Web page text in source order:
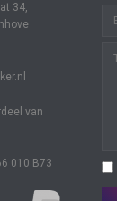
34,
van
010 B73